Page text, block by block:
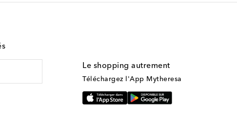
Le shopping autrement
Téléchargez l'App Mytheresa